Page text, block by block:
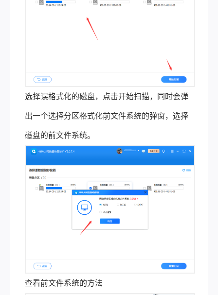
选择误格式化的磁盘，点击开始扫描，同时会弹
出一个选择分区格式化前文件系统的弹窗，选择
磁盘的前文件系统。
查看前文件系统的方法